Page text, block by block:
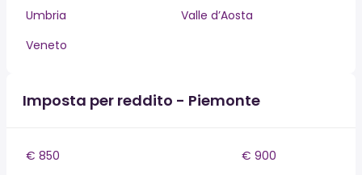
Umbria
Valle d’Aosta
Veneto
Imposta per reddito - Piemonte
€ 850
€ 900